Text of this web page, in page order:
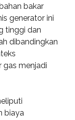
bakar
generator ini
tinggi dan
dibandingkan
gas menjadi
biaya